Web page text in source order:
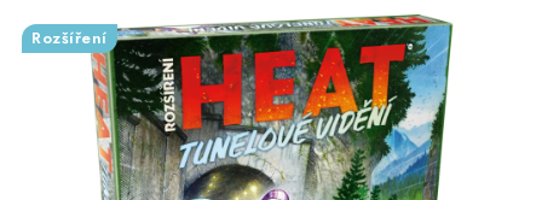
VYDAVATELSTVÍ DESKOVÝCH HER
OLOHRANÍ
B2B SEKCE
Rozšíření